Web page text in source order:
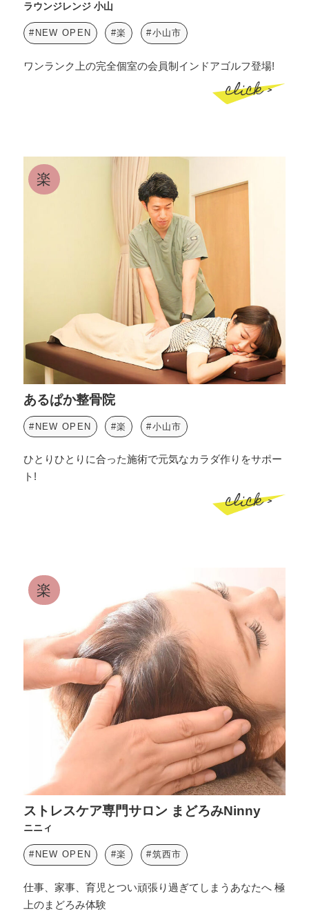
ラウンジレンジ 小山
#NEW OPEN #楽 #小山市
ワンランク上の完全個室の会員制インドアゴルフ登場!
click >
楽
あるぱか整骨院
#NEW OPEN #楽 #小山市
ひとりひとりに合った施術で元気なカラダ作りをサポー
ト!
click >
楽
ストレスケア専門サロン まどろみNinny
ニニィ
#NEW OPEN #楽 #筑西市
仕事、家事、育児とつい頑張り過ぎてしまうあなたへ 極
上のまどろみ体験